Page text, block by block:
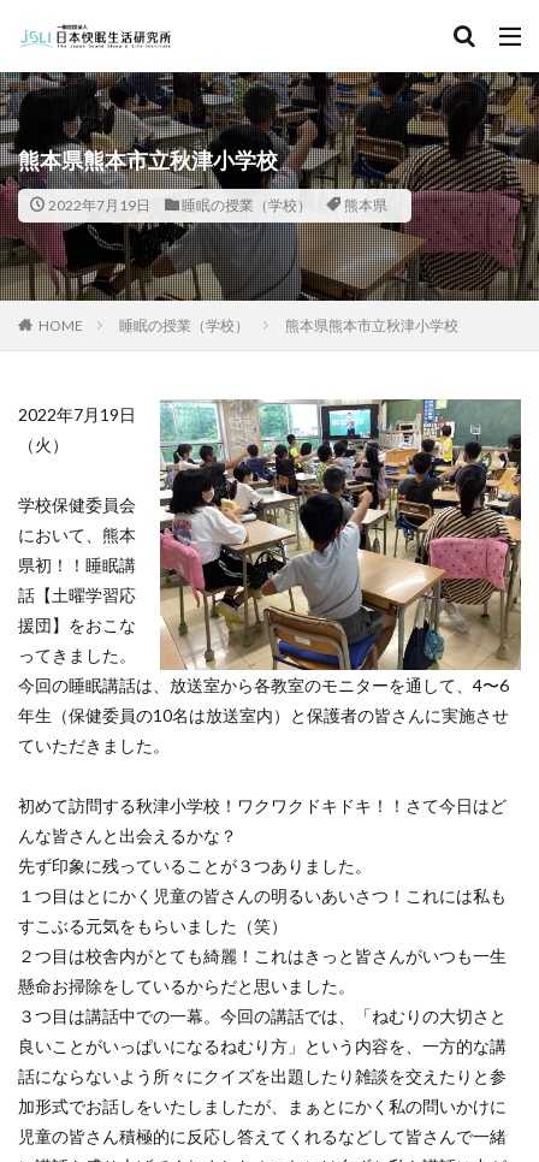
熊本県熊本市立秋津小学校
2022年7月19日 睡眠の授業（学校） 熊本県
HOME 睡眠の授業（学校） 熊本県熊本市立秋津小学校
2022年7月19日
（火）
学校保健委員会
において、熊本
県初！！睡眠講
話【土曜学習応
援団】をおこな
ってきました。
今回の睡眠講話は、放送室から各教室のモニターを通して、4〜6
年生（保健委員の10名は放送室内）と保護者の皆さんに実施させ
ていただきました。
初めて訪問する秋津小学校！ワクワクドキドキ！！さて今日はど
んな皆さんと出会えるかな？
先ず印象に残っていることが３つありました。
１つ目はとにかく児童の皆さんの明るいあいさつ！これには私も
すこぶる元気をもらいました（笑）
２つ目は校舎内がとても綺麗！これはきっと皆さんがいつも一生
懸命お掃除をしているからだと思いました。
３つ目は講話中での一幕。今回の講話では、「ねむりの大切さと
良いことがいっぱいになるねむり方」という内容を、一方的な講
話にならないよう所々にクイズを出題したり雑談を交えたりと参
加形式でお話しをいたしましたが、まぁとにかく私の問いかけに
児童の皆さん積極的に反応し答えてくれるなどして皆さんで一緒
カテゴリー
タグ
北海道 青森県 秋田県 茨城県
埼玉県
千葉県
東京都 富山県 石川県
福井県
長野県
滋賀県 京都府 島根県
山口県
検索